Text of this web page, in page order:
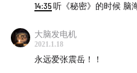
14:35听《秘密》的时候 脑
大脑发电机
2021.1.18
永远爱张震岳！！